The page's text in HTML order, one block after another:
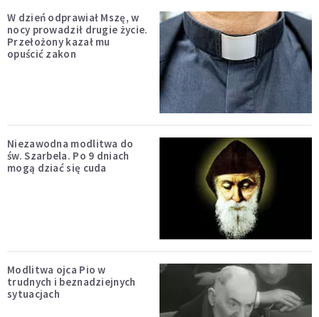
W dzień odprawiał Mszę, w
nocy prowadził drugie życie.
Przełożony kazał mu
opuścić zakon
Niezawodna modlitwa do
św. Szarbela. Po 9 dniach
mogą dziać się cuda
Modlitwa ojca Pio w
trudnych i beznadziejnych
sytuacjach